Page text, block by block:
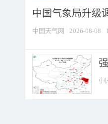
中国气象局升级
中国天气网 2026-08-08
中